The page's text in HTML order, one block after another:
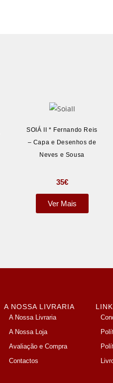
SOIÁ II * Fernando Reis
– Capa e Desenhos de
Neves e Sousa
35€
Ver Mais
A NOSSA LIVRARIA
A Nossa Livraria
A Nossa Loja
Avaliação e Compra
Contactos